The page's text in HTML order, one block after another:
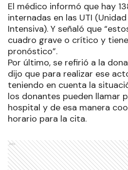
El médico informó que hay
internadas en las UTI
Intensiva). Y señaló que
cuadro grave o crítico y
pronóstico”.
Por último, se refirió a la
dijo que para realizar ese
teniendo en cuenta la
los donantes pueden llamar
hospital y de esa manera
horario para la cita.
Ads